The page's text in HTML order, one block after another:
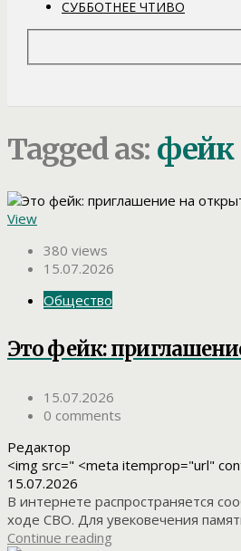
СУББОТНЕЕ ЧТИВО
Tagged as: фейк
View
380 views
15.07.2026
Общество
Это фейк:
15.07.2026
0 comments
Редактор
<img src=" <meta itemprop="url"
15.07.2026
В интернете распространяется
ходе СВО. Для увековечения
Continue reading